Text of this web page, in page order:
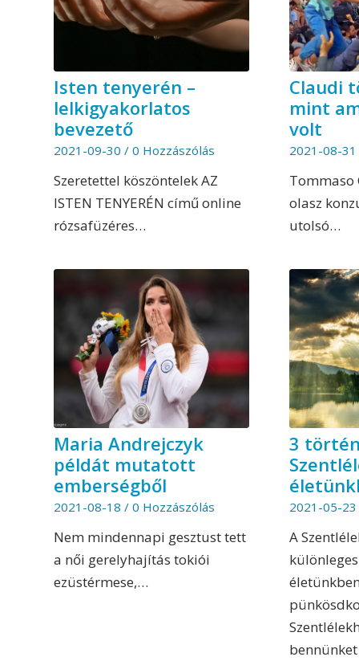
Isten tenyerén –
lelkigyakorlatos
bevezető
2021-09-30 / 0 Hozzászólás
Szeretettel köszöntelek AZ
ISTEN TENYERÉN című online
rózsafüzéres…
Claudi
mint
volt
2021-08-31
olasz
utolsó…
Maria Andrejczyk
példát mutatott
emberségből
2021-08-18 / 0 Hozzászólás
Nem mindennapi gesztust tett
a női gerelyhajítás tokiói
ezüstérmese,…
3
2021-05-23
A